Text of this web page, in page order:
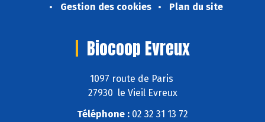
Gestion des cookies
Plan du site
Biocoop Evreux
1097 route de Paris
27930 le Vieil Evreux
Téléphone : 02 32 31 13 72